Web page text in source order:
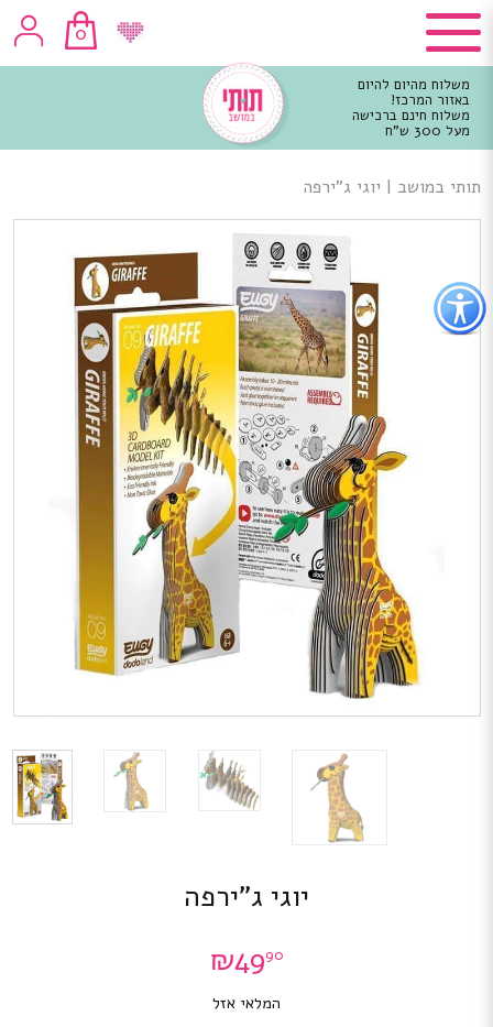
כפתור
לפתיחת
תפריט
נגישות
0
משלוח מהיום להיום
באזור המרכז!
משלוח חינם ברכישה
מעל 300 ש"ח
מרכזי
תותי במושב | יוגי ג”ירפה
יוגי ג”ירפה
₪4990
המלאי אזל